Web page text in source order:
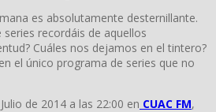
es absolutamente desternillante.
recordáis de aquellos
Cuáles nos dejamos en el tintero?
el único programa de series que no
de 2014 a las 22:00 en CUAC FM,